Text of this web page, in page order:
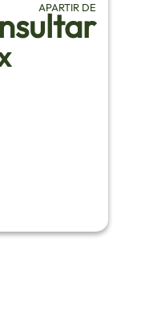
APARTIR DE